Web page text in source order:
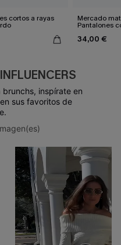
cortos a rayas Mercado
Pantalones
34,00 €
inspírate en
sus favoritos de